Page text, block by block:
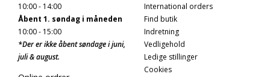
10:00 - 14:00
Åbent 1. søndag i måneden
10:00 - 15:00
*Der er ikke åbent søndage i juni,
juli & august.
International orders
Find butik
Indretning
Vedligehold
Ledige stillinger
Cookies